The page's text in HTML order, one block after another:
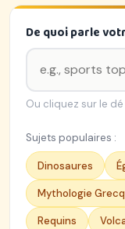
De quoi parle
Ou cliquez sur le
Sujets populaires :
Dinosaures
Mythologie
Requins